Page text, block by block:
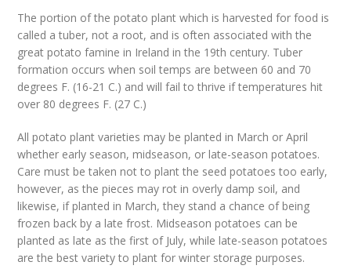
The portion of the potato plant which is harvested for food is
called a tuber, not a root, and is often associated with the
great potato famine in Ireland in the 19th century. Tuber
formation occurs when soil temps are between 60 and 70
degrees F. (16-21 C.) and will fail to thrive if temperatures hit
over 80 degrees F. (27 C.)
All potato plant varieties may be planted in March or April
whether early season, midseason, or late-season potatoes.
Care must be taken not to plant the seed potatoes too early,
however, as the pieces may rot in overly damp soil, and
likewise, if planted in March, they stand a chance of being
frozen back by a late frost. Midseason potatoes can be
planted as late as the first of July, while late-season potatoes
are the best variety to plant for winter storage purposes.